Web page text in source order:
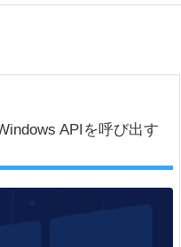

APIを呼び出す